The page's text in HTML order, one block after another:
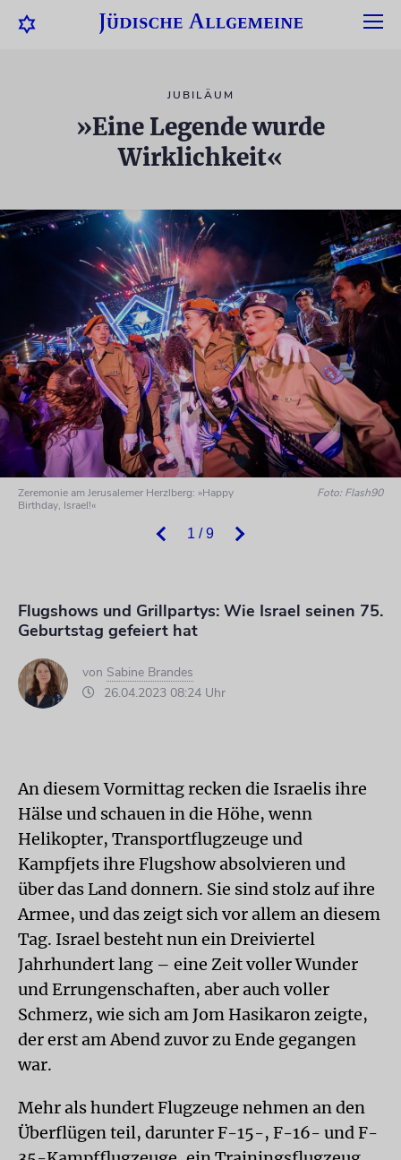
JUBILÄUM
»Eine Legende wurde
Wirklichkeit«
1 / 9
Zeremonie am Jerusalemer Herzlberg: »Happy
Birthday, Israel!«
Foto: Flash90
Flugshows und Grillpartys: Wie Israel seinen 75.
Geburtstag gefeiert hat
von Sabine Brandes
26.04.2023 08:24 Uhr
An diesem Vormittag recken die Israelis ihre
Hälse und schauen in die Höhe, wenn
Helikopter, Transportflugzeuge und
Kampfjets ihre Flugshow absolvieren und
über das Land donnern. Sie sind stolz auf ihre
Armee, und das zeigt sich vor allem an diesem
Tag. Israel besteht nun ein Dreiviertel
Jahrhundert lang – eine Zeit voller Wunder
und Errungenschaften, aber auch voller
Schmerz, wie sich am Jom Hasikaron zeigte,
der erst am Abend zuvor zu Ende gegangen
war.
Mehr als hundert Flugzeuge nehmen an den
Überflügen teil, darunter F-15-, F-16- und F-